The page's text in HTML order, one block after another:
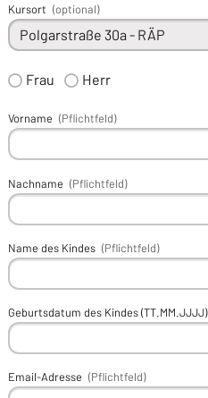
Kursort (optional)
Frau Herr
Vorname (Pflichtfeld)
Nachname (Pflichtfeld)
Name des Kindes (Pflichtfeld)
Geburtsdatum des Kindes (TT.MM.JJJJ)
Email-Adresse (Pflichtfeld)